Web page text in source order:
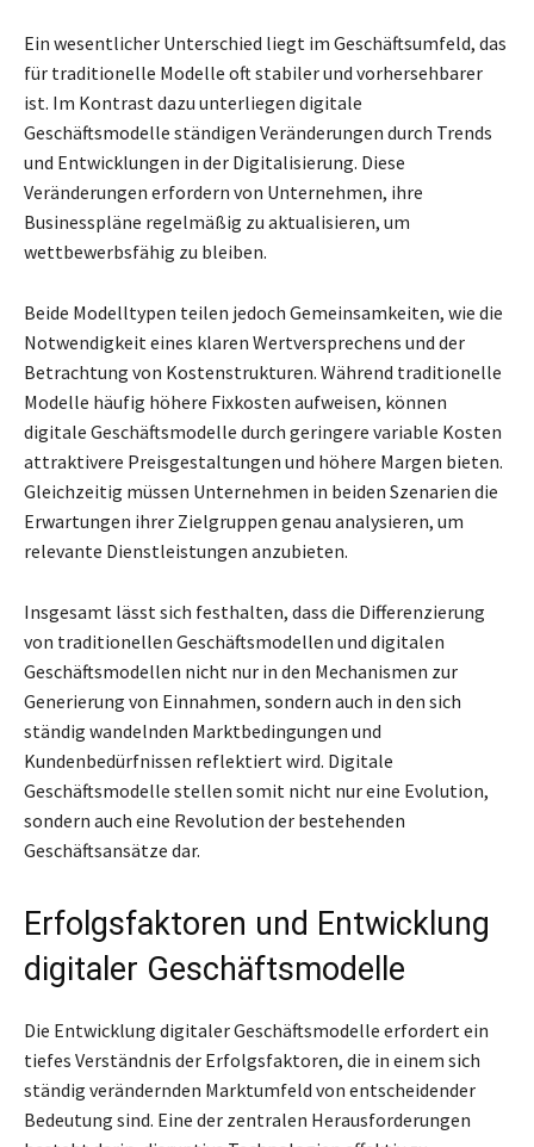
Ein wesentlicher Unterschied liegt im Geschäftsumfeld, das
für traditionelle Modelle oft stabiler und vorhersehbarer
ist. Im Kontrast dazu unterliegen digitale
Geschäftsmodelle ständigen Veränderungen durch Trends
und Entwicklungen in der Digitalisierung. Diese
Veränderungen erfordern von Unternehmen, ihre
Businesspläne regelmäßig zu aktualisieren, um
wettbewerbsfähig zu bleiben.
Beide Modelltypen teilen jedoch Gemeinsamkeiten, wie die
Notwendigkeit eines klaren Wertversprechens und der
Betrachtung von Kostenstrukturen. Während traditionelle
Modelle häufig höhere Fixkosten aufweisen, können
digitale Geschäftsmodelle durch geringere variable Kosten
attraktivere Preisgestaltungen und höhere Margen bieten.
Gleichzeitig müssen Unternehmen in beiden Szenarien die
Erwartungen ihrer Zielgruppen genau analysieren, um
relevante Dienstleistungen anzubieten.
Insgesamt lässt sich festhalten, dass die Differenzierung
von traditionellen Geschäftsmodellen und digitalen
Geschäftsmodellen nicht nur in den Mechanismen zur
Generierung von Einnahmen, sondern auch in den sich
ständig wandelnden Marktbedingungen und
Kundenbedürfnissen reflektiert wird. Digitale
Geschäftsmodelle stellen somit nicht nur eine Evolution,
sondern auch eine Revolution der bestehenden
Geschäftsansätze dar.
Erfolgsfaktoren und Entwicklung
digitaler Geschäftsmodelle
Die Entwicklung digitaler Geschäftsmodelle erfordert ein
tiefes Verständnis der Erfolgsfaktoren, die in einem sich
ständig verändernden Marktumfeld von entscheidender
Bedeutung sind. Eine der zentralen Herausforderungen